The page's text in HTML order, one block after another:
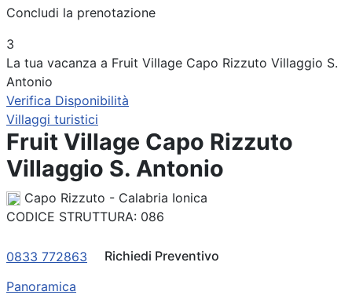
Bambini
Concludi la prenotazione
3
La tua vacanza a Fruit Village Capo Rizzuto Villaggio S.
Antonio
Verifica Disponibilità
Villaggi turistici
Fruit Village Capo Rizzuto
Villaggio S. Antonio
Capo Rizzuto - Calabria Ionica
CODICE STRUTTURA: 086
0833 772863
Richiedi Preventivo
Panoramica